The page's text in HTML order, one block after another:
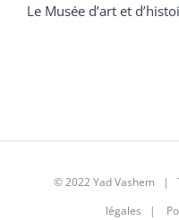
Le Musée d’art et
© 2022 Yad Vashem |
légales |